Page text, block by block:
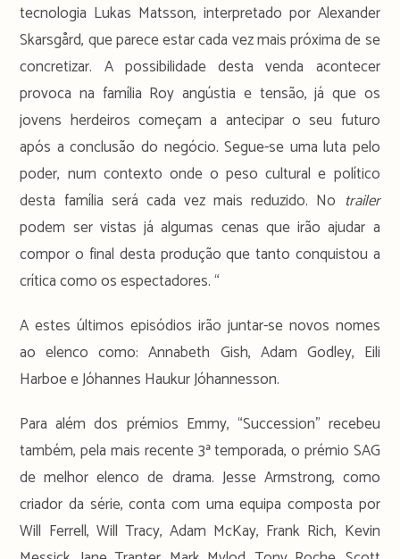
tecnologia Lukas Matsson, interpretado por Alexander
Skarsgård, que parece estar cada vez mais próxima de se
concretizar. A possibilidade desta venda acontecer
provoca na família Roy angústia e tensão, já que os
jovens herdeiros começam a antecipar o seu futuro
após a conclusão do negócio. Segue-se uma luta pelo
poder, num contexto onde o peso cultural e político
desta família será cada vez mais reduzido. No trailer
podem ser vistas já algumas cenas que irão ajudar a
compor o final desta produção que tanto conquistou a
crítica como os espectadores. “
A estes últimos episódios irão juntar-se novos nomes
ao elenco como: Annabeth Gish, Adam Godley, Eili
Harboe e Jóhannes Haukur Jóhannesson.
Para além dos prémios Emmy, “Succession” recebeu
também, pela mais recente 3ª temporada, o prémio SAG
de melhor elenco de drama. Jesse Armstrong, como
criador da série, conta com uma equipa composta por
Will Ferrell, Will Tracy, Adam McKay, Frank Rich, Kevin